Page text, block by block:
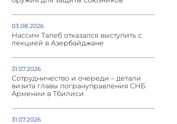
03.08.2026
Нассим Талеб отказался выступить с
лекцией в Азербайджане
31.07.2026
Сотрудничество и очереди – детали
визита главы погрануправления СНБ
Армении в Тбилиси
31.07.2026